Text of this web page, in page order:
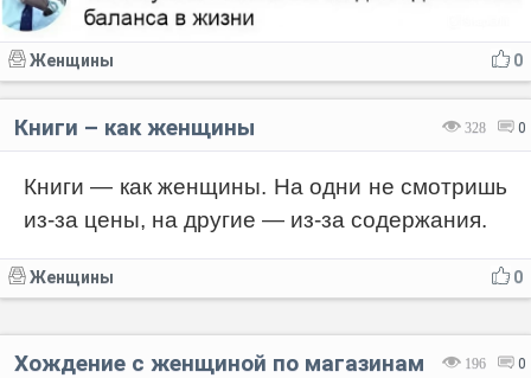
0
Женщины
328 0
Книги – как женщины
Книги — как женщины. На одни не смотришь
из-за цены, на другие — из-за содержания.
0
Женщины
196 0
Хождение с женщиной по магазинам